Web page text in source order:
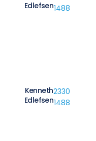
Edlefsen1488
Kenneth
Edlefsen
2330
1488